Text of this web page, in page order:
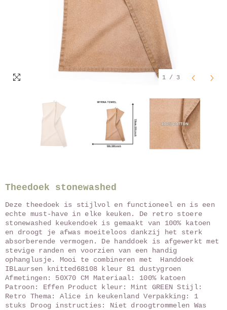
1 / 3
Theedoek stonewashed
Deze theedoek is stijlvol en functioneel en is een
echte must-have in elke keuken. De retro stoere
stonewashed keukendoek is gemaakt van 100% katoen
en droogt je afwas moeiteloos dankzij het sterk
absorberende vermogen. De handdoek is afgewerkt met
stevige randen en voorzien van een handig
ophanglusje. Mooi te combineren met Handdoek
IBLaursen knitted68108 kleur 81 dustygroen
Afmetingen: 50X70 CM Materiaal: 100% katoen
Patroon: Effen Product kleur: Mint GREEN Stijl:
Retro Thema: Alice in keukenland Verpakking: 1
stuks Droog instructies: Niet droogtrommelen Was